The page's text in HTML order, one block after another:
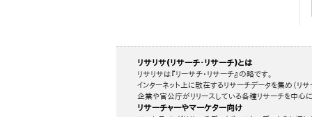
リサリサ(リサーチ・リサーチ)とは
リサリサは『リーサチ・リサーチ』の略です。
インターネット上に散在するリサーチデータを集め（リ
企業や官公庁がリリースしている各種リサーチを中心
リサーチャーやマーケター向け